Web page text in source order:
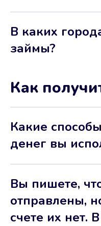
В каких
займы?
Как
Какие
денег вы
Вы пишете,
отправлены,
счете их нет.